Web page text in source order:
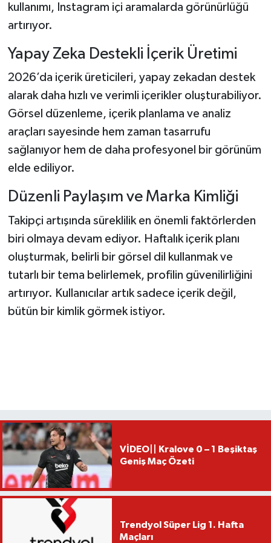
kullanımı, Instagram içi aramalarda görünürlüğü
artırıyor.
Yapay Zeka Destekli İçerik Üretimi
2026’da içerik üreticileri, yapay zekadan destek
alarak daha hızlı ve verimli içerikler oluşturabiliyor.
Görsel düzenleme, içerik planlama ve analiz
araçları sayesinde hem zaman tasarrufu
sağlanıyor hem de daha profesyonel bir görünüm
elde ediliyor.
Düzenli Paylaşım ve Marka Kimliği
Takipçi artışında süreklilik en önemli faktörlerden
biri olmaya devam ediyor. Haftalık içerik planı
oluşturmak, belirli bir görsel dil kullanmak ve
tutarlı bir tema belirlemek, profilin güvenilirliğini
artırıyor. Kullanıcılar artık sadece içerik değil,
bütün bir kimlik görmek istiyor.
VİDEO|| Kralove 0 – 1 Beşiktaş
Geniş Maç Özeti
Trendyol Süper Lig 1. Hafta
Maçları